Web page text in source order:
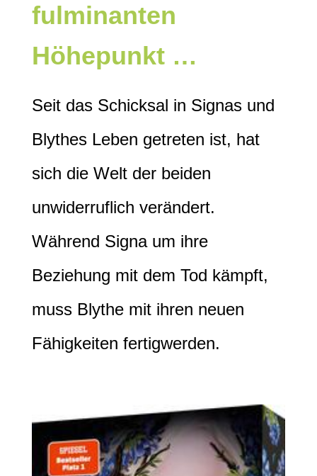
fulminanten
Höhepunkt …
Seit das Schicksal in Signas und
Blythes Leben getreten ist, hat
sich die Welt der beiden
unwiderruflich verändert.
Während Signa um ihre
Beziehung mit dem Tod kämpft,
muss Blythe mit ihren neuen
Fähigkeiten fertigwerden.